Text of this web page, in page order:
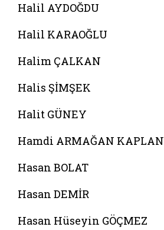
Halil AYDOĞDU
Halil KARAOĞLU
Halim ÇALKAN
Halis ŞİMŞEK
Halit GÜNEY
Hamdi ARMAĞAN KAPLAN
Hasan BOLAT
Hasan DEMİR
Hasan Hüseyin GÖÇMEZ